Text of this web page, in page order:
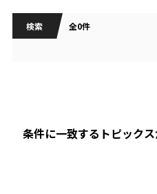
検索 全0件
条件に一致するトピックス